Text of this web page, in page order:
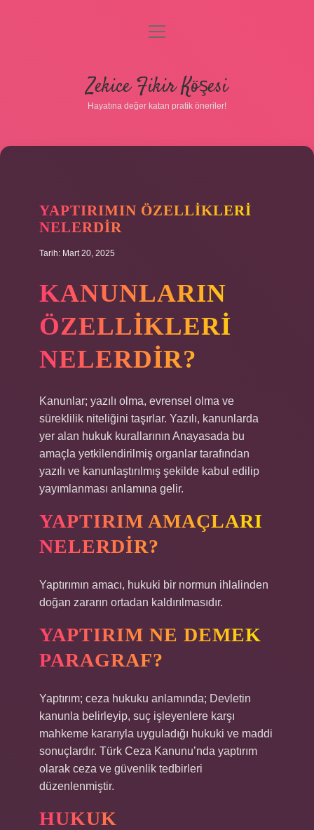
Gizlilik Politikası
Yasal Uyarı
menüyü
Zekice Fikir Köşesi
Hayatına değer katan pratik öneriler!
YAPTIRIMIN ÖZELLIKLERI
NELERDIR
Tarih: Mart 20, 2025
KANUNLARIN
ÖZELLIKLERI
NELERDIR?
Kanunlar; yazılı olma, evrensel olma ve
süreklilik niteliğini taşırlar. Yazılı, kanunlarda
yer alan hukuk kurallarının Anayasada bu
amaçla yetkilendirilmiş organlar tarafından
yazılı ve kanunlaştırılmış şekilde kabul edilip
yayımlanması anlamına gelir.
YAPTIRIM AMAÇLARI
NELERDIR?
Yaptırımın amacı, hukuki bir normun ihlalinden
doğan zararın ortadan kaldırılmasıdır.
YAPTIRIM NE DEMEK
PARAGRAF?
Yaptırım; ceza hukuku anlamında; Devletin
kanunla belirleyip, suç işleyenlere karşı
mahkeme kararıyla uyguladığı hukuki ve maddi
sonuçlardır. Türk Ceza Kanunu’nda yaptırım
olarak ceza ve güvenlik tedbirleri
düzenlenmiştir.
HUKUK